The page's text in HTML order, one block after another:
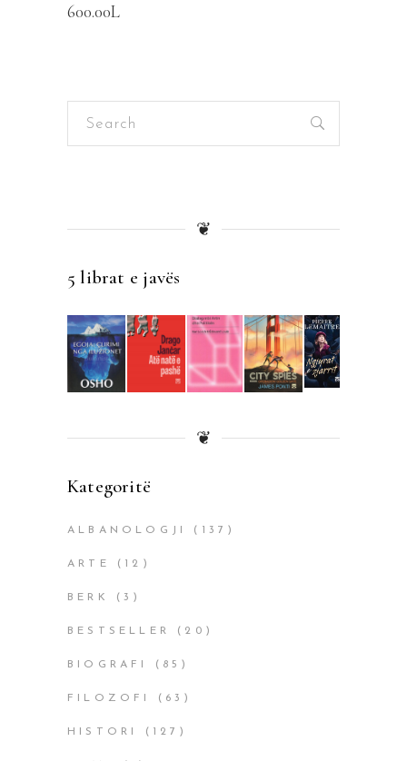
600.00L
Search
❦
5 librat e javës
❦
Kategoritë
ALBANOLOGJI (137)
ARTE (12)
BERK (3)
BESTSELLER (20)
BIOGRAFI (85)
FILOZOFI (63)
HISTORI (127)